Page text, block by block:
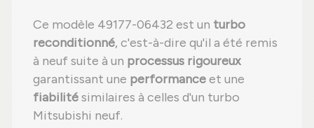
Ce modèle 49177-06432 est un turbo
reconditionné, c'est-à-dire qu'il a été remis
à neuf suite à un processus rigoureux
garantissant une performanceet une
fiabilitésimilaires à celles d'un turbo
Mitsubishi neuf.